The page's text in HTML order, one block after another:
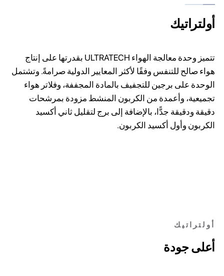
أولتراتيك
تتميز وحدة معالجة الهواء ULTRATECH بقدرتها على إنتاج
هواء صالح للتنفس وفقًا لأكثر المعايير الدولية صرامةً. وتشتمل
الوحدة على برجين للتجفيف بالمادة المجففة، وفلاتر هواء
تجميعية، وأعمدة من الكربون المنشط مزودة بمرشحات
دقيقة ودقيقة جدًّا، بالإضافة إلى برج لتقليل ثاني أكسيد
الكربون وأول أكسيد الكربون.
أولتراتيك
أعلى جودة